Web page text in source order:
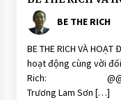
ộ
g
Đ
ồ
n
g
H
o
BE THE RICH
BE THE RICH VÀ
hoạt động cùng vời
Rich:
Trương Lam Sơn […]